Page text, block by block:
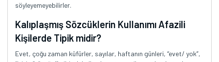
söyleyemeyebilirler.
Kalıplaşmış Sözcüklerin Kullanımı Afazili
Kişilerde Tipik midir?
Evet, çoğu zaman küfürler, sayılar, haftanın günleri, “evet/ yok”,